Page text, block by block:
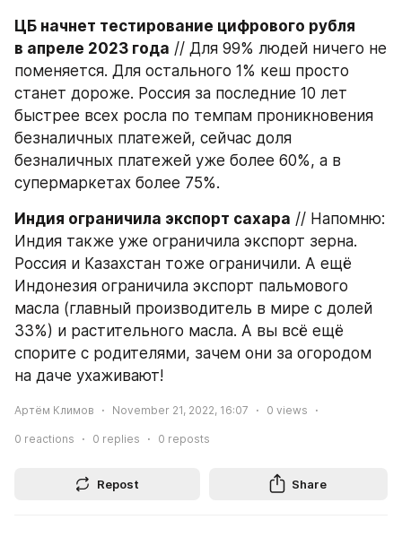
ЦБ начнет тестирование цифрового рубля
в апреле 2023 года // Для 99% людей ничего не
поменяется. Для остального 1% кеш просто
станет дороже. Россия за последние 10 лет
быстрее всех росла по темпам проникновения
безналичных платежей, сейчас доля
безналичных платежей уже более 60%, а в
супермаркетах более 75%.
Индия ограничила экспорт сахара // Напомню:
Индия также уже ограничила экспорт зерна.
Россия и Казахстан тоже ограничили. А ещё
Индонезия ограничила экспорт пальмового
масла (главный производитель в мире с долей
33%) и растительного масла. А вы всё ещё
спорите с родителями, зачем они за огородом
на даче ухаживают!
Артём Климов November 21, 2022, 16:07 0 views
0 reactions 0 replies 0 reposts
Repost Share